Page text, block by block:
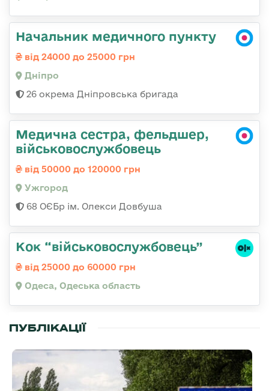
Начальник медичного пункту
від 24000 до 25000 грн
Дніпро
26 окрема Дніпровська бригада
Медична сестра, фельдшер,
військовослужбовець
від 50000 до 120000 грн
Ужгород
68 ОЄБр ім. Олекси Довбуша
Кок “військовослужбовець”
від 25000 до 60000 грн
Одеса, Одеська область
ПУБЛІКАЦІЇ